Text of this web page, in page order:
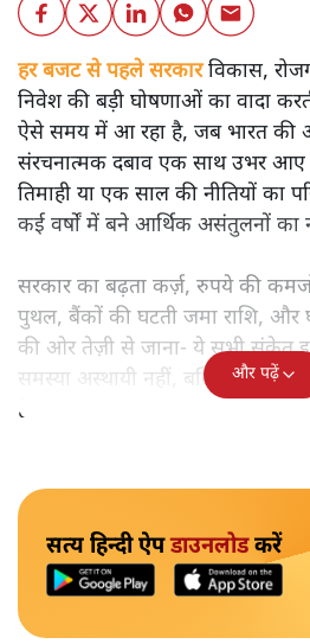
हर बजट से पहले सरकारविकास,
निवेश की बड़ी घोषणाओं का वादा
ऐसे समय में आ रहा है, जब भारत की
संरचनात्मक दबाव एक साथ उभर आए
तिमाही या एक साल की नीतियों का
कई वर्षों में बने आर्थिक असंतुलनों का
सरकार का बढ़ता कर्ज़, रुपये की
पुथल, बैंकों की घटती जमा राशि, और
की ओर तेज़ी से जाना- ये सभी संकेत
समस्या अस्थायी नहीं, बल्कि गहरी और
है।
और पढ़ें
सत्य हिन्दी ऐपडाउनलोडकरें